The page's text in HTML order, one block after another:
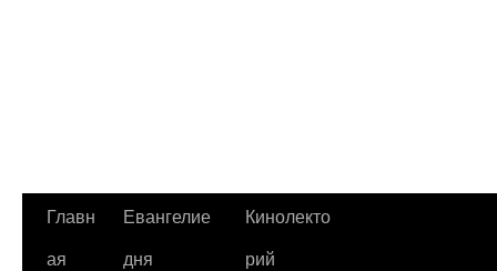
Перейти
Главн
ая
Евангелие
дня
Кинолекто
рий